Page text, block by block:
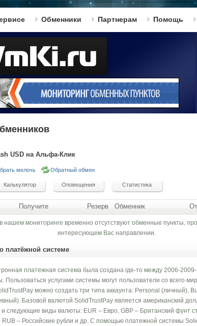
Обменники Партнерам Помощь
USD на Альфа-Клик
мелочь Обратный обмен
Получите Резерв Обменник
нашем мониторинге временно отсутствуют обменные пункты,
интересующем Вас направлении.
платёжной системе
платежная система была создана где-то между 2006-
услугами системы могут пользователи со всего
можно создать три типа аккаунта: Personal (личный),
Базовой валютой SolidTrustPay является американский
следующие виды валюты: EUR – Евро, GBP – Британский фунт
– Российские рубли и др. С помощью платежной системы